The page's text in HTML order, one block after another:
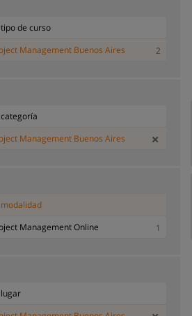
de curso
Management Buenos Aires
2
Management Buenos Aires
Management Online
1